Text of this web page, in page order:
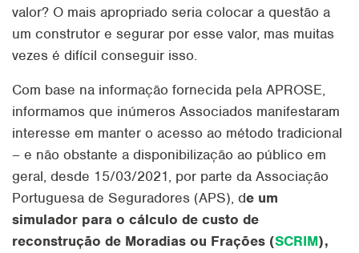
valor? O mais apropriado seria colocar a questão a
um construtor e segurar por esse valor, mas muitas
vezes é difícil conseguir isso.
Com base na informação fornecida pela APROSE,
informamos que inúmeros Associados manifestaram
interesse em manter o acesso ao método tradicional
– e não obstante a disponibilização ao público em
geral, desde 15/03/2021, por parte da Associação
Portuguesa de Seguradores (APS), de um
simulador para o cálculo de custo de
reconstrução de Moradias ou Frações (SCRIM),